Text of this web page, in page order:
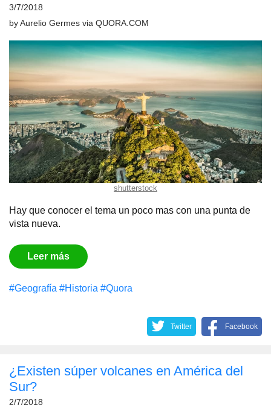
3/7/2018
by Aurelio Germes via QUORA.COM
shutterstock
Hay que conocer el tema un poco mas con una punta de
vista nueva.
Leer más
#Geografía #Historia #Quora
Twitter Facebook
¿Existen súper volcanes en América del
Sur?
2/7/2018